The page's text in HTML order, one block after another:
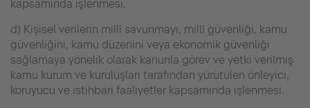
kapsamında işlenmesi.
d) Kişisel verilerin millî savunmayı, millî güvenliği, kamu
güvenliğini, kamu düzenini veya ekonomik güvenliği
sağlamaya yönelik olarak kanunla görev ve yetki verilmiş
kamu kurum ve kuruluşları tarafından yürütülen önleyici,
koruyucu ve istihbari faaliyetler kapsamında işlenmesi.